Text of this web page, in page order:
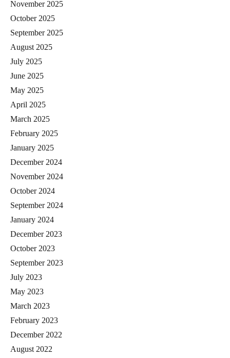
November 2025
October 2025
September 2025
August 2025
July 2025
June 2025
May 2025
April 2025
March 2025
February 2025
January 2025
December 2024
November 2024
October 2024
September 2024
January 2024
December 2023
October 2023
September 2023
July 2023
May 2023
March 2023
February 2023
December 2022
August 2022